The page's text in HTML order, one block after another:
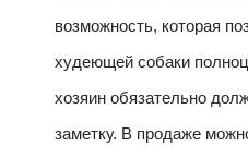
возможность, которая
худеющей собаки
хозяин обязательно
заметку. В продаже